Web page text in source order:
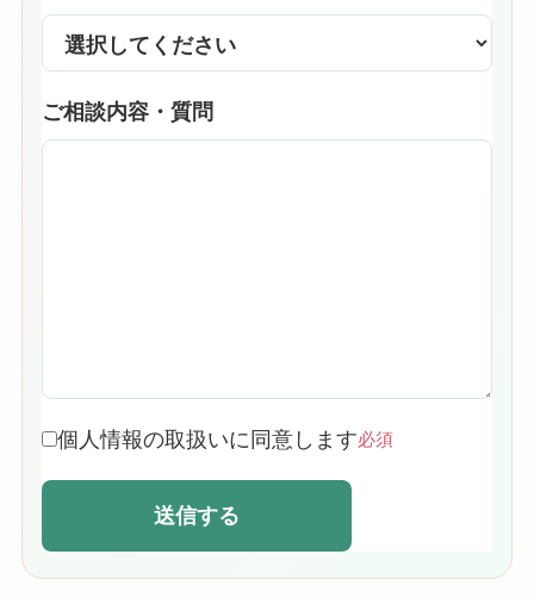
ご相談内容・質問
個人情報の取扱いに同意します必須
送信する